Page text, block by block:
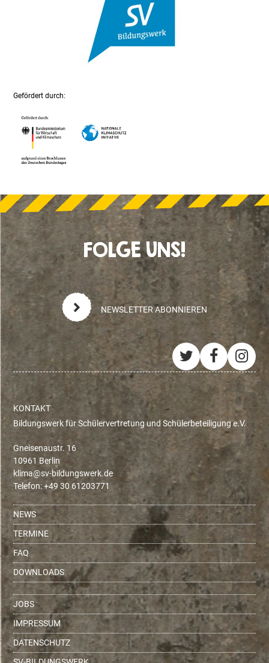
Gefördert durch:
FOLGE UNS!
NEWSLETTER ABONNIEREN
Twitter
KONTAKT
Bildungswerk für Schülervertretung und Schülerbeteiligung e.V.
Gneisenaustr. 16
10961 Berlin
ed.krewsgnudlib-vs@amilk
Telefon: +49 30 61203771
NEWS
TERMINE
FAQ
DOWNLOADS
JOBS
IMPRESSUM
DATENSCHUTZ